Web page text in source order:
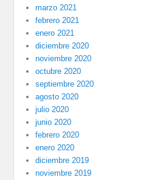
marzo 2021
febrero 2021
enero 2021
diciembre 2020
noviembre 2020
octubre 2020
septiembre 2020
agosto 2020
julio 2020
junio 2020
febrero 2020
enero 2020
diciembre 2019
noviembre 2019